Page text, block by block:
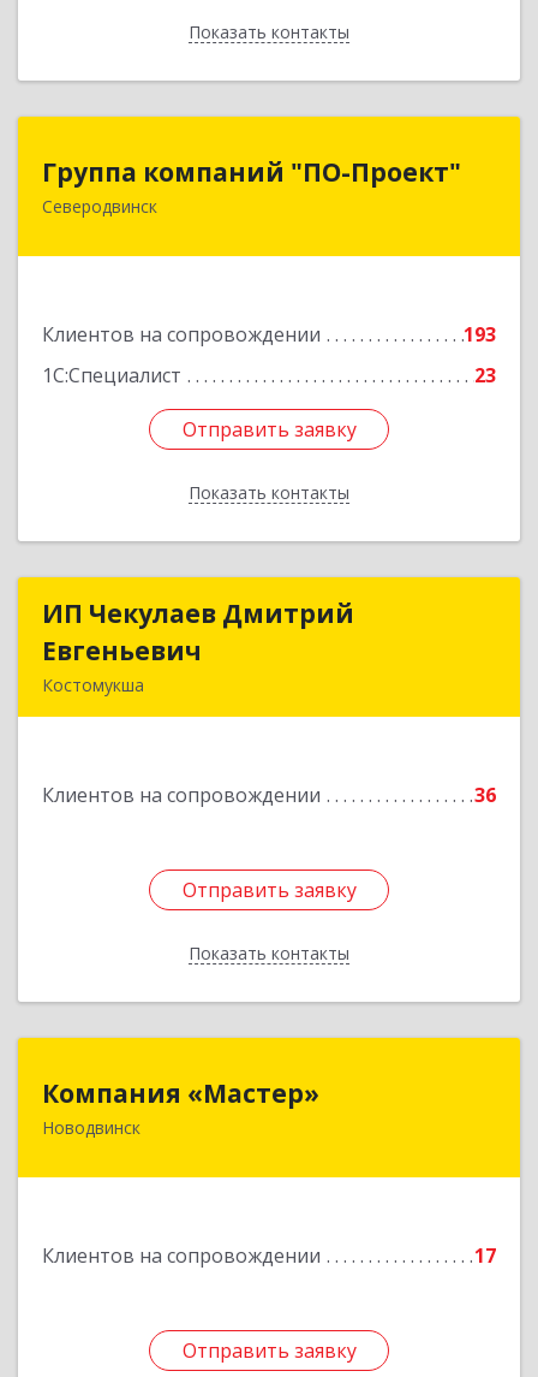
Показать контакты
Назад
Группа компаний "ПО-Проект"
Северодвинск
Клиентов на сопровождении
193
1С:Специалист
23
Отправить заявку
Показать контакты
Группа компаний "ПО-Проект"
164500, Архангельская обл, Северодвинск г,
Отправить заявку
Назад
ИП Чекулаев Дмитрий
Евгеньевич
Костомукша
Клиентов на сопровождении 36
Отправить заявку
Показать контакты
ИП Чекулаев Дмитрий
Отправить заявку
Назад
Компания «Мастер»
Новодвинск
Клиентов на сопровождении 17
Отправить заявку
164902, Архангельская обл, Новодвинск г,
Отправить заявку